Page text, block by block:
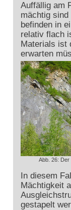
Auffällig am
mächtig
befinden in
relativ flach
Materials ist
erwarten
Abb. 26:
In diesem
Mächtigkeit
gestapelt